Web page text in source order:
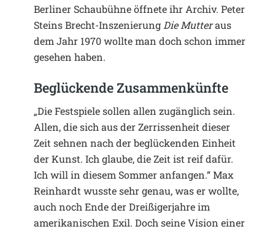
Berliner Schaubühne öffnete ihr Archiv. Peter
Steins Brecht-Inszenierung Die Mutteraus
dem Jahr 1970 wollte man doch schon immer
gesehen haben.
Beglückende Zusammenkünfte
„Die Festspiele sollen allen zugänglich sein.
Allen, die sich aus der Zerrissenheit dieser
Zeit sehnen nach der beglückenden Einheit
der Kunst. Ich glaube, die Zeit ist reif dafür.
Ich will in diesem Sommer anfangen.“ Max
Reinhardt wusste sehr genau, was er wollte,
auch noch Ende der Dreißigerjahre im
amerikanischen Exil. Doch seine Vision einer